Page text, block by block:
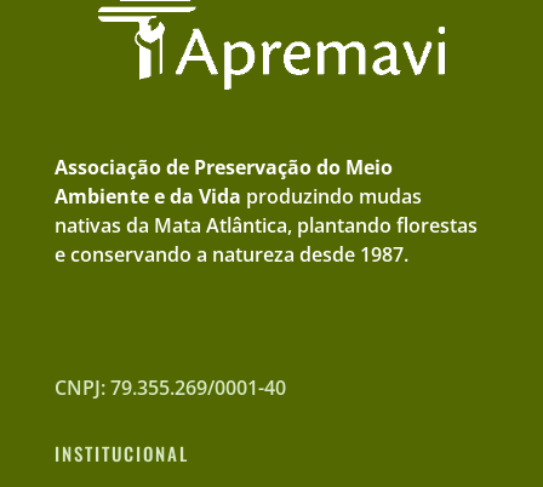
Associação de Preservação do Meio
Ambiente e da Vida produzindo mudas
nativas da Mata Atlântica, plantando florestas
e conservando a natureza desde 1987.
CNPJ: 79.355.269/0001-40
INSTITUCIONAL